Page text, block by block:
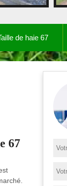
de haie 67
67